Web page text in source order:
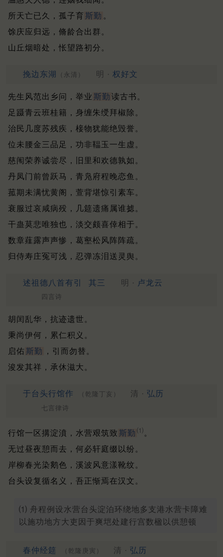
所天亡已久，孤子育 斯勤 。
馀庆应归远，脩龄合出群。
山丘烟暗处，怅望路初分。
挽边东湖 （永清） 明 · 权好文
先生风范出乡问，举业 斯勤 读古书。
足蹑青云班桂籍，身缠朱绶拜椒除。
治民几度苏残疾，椄物犹能绝毁誉。
位未腰金三品足，功非鞰玉一生虚。
慈闱荣养诚尝尽，旧里和欢德孰如。
丹凤门前曾跃马，青凫府程晚恋鱼。
菰期未满忧黄阁，萱背堪惊引素车。
衰服过哀咸病殁，几筵遗痛属谁摅。
干蛊莫悲唯独也，淡交颇喜倖相于。
数章薤露声声惨，葛壑松风阵阵疏。
归侍寿庄冤可浅，忍弹冻泪送灵舆。
述祖德八首有引 其三 明 · 卢龙云
四言诗
胡闰乱华，抗迹遗世。
秉尚伊何，累仁积义。
启佑 斯勤
，引而勿替。
浚发其祥，承休滋大。
于台头行馆作 （乾隆丁亥） 清 · 弘历
七言律诗
行馆一区搆淀濆，水营艰筑致 斯勤 ⑴ 。
无过昼夜憩而去，何必轩庭缀以纷。
岸柳春光染鹅色，溪波风意漾靴纹。
台头设复循名义，吾正惭焉在汉文。
⑴ 舟程例设水营台头淀泊环绕地多支港水营卡障难
以施功地方大吏因于爽垲处建行宫数楹以供憩顿
春仲经筵 （乾隆庚寅） 清 · 弘历